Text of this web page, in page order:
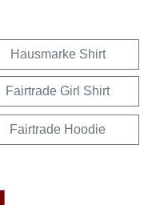
Hausmarke Shirt
Fairtrade Girl Shirt
Fairtrade Hoodie